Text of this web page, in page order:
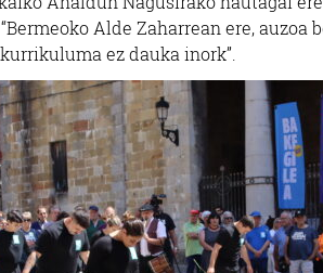
Alde Zaharrean ere,
ez dauka inork”.